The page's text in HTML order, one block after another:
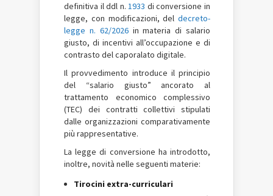
definitiva il ddl n.1933 di conversione in
legge, con modificazioni, del decreto-
legge n. 62/2026in materia di salario
giusto, di incentivi all’occupazione e di
contrasto del caporalato digitale.
Il provvedimento introduce il principio
del “salario giusto” ancorato al
trattamento economico complessivo
(TEC) dei contratti collettivi stipulati
dalle organizzazioni comparativamente
più rappresentative.
La legge di conversione ha introdotto,
inoltre, novità nelle seguenti materie:
Tirocini extra-curriculari